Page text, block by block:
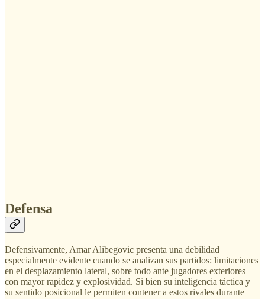
Defensa
Defensivamente, Amar Alibegovic presenta una debilidad
especialmente evidente cuando se analizan sus partidos: limitaciones
en el desplazamiento lateral, sobre todo ante jugadores exteriores
con mayor rapidez y explosividad. Si bien su inteligencia táctica y
su sentido posicional le permiten contener a estos rivales durante